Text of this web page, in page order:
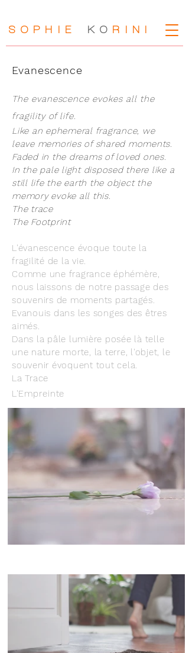
SOPHIE KO RIN I
Evanescence
The evanescence evokes all the
fragility of life.
Like an ephemeral fragrance, we
leave memories of shared moments.
Faded in the dreams of loved ones.
In the pale light disposed there like a
still life the earth the object the
memory evoke all this.
The trace
The Footprint
L'évanescence évoque toute la
fragilité de la vie.
Comme une fragrance éphémère,
nous laissons de notre passage des
souvenirs de moments partagés.
Evanouis dans les songes des êtres
aimés.
Dans la pâle lumière posée là telle
une nature morte, la terre, l'objet, le
souvenir évoquent tout cela.
La Trace
L'Empreinte